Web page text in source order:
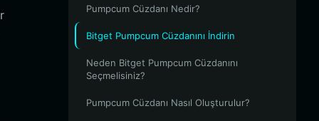
Pumpcum Cüzdanı Nedir?
Bitget Pumpcum Cüzdanını İndirin
Neden Bitget Pumpcum Cüzdanını
Seçmelisiniz?
Pumpcum Cüzdanı Nasıl Oluşturulur?